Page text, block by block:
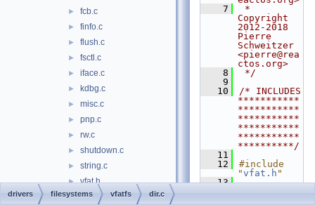
► fcb.c
► finfo.c
► flush.c
► fsctl.c
► iface.c
► kdbg.c
► misc.c
► pnp.c
► rw.c
► shutdown.c
► string.c
► vfat.h
► volume.c
    7
*
Copyright
2012-2018
Pierre
Schweitzer
<pierre@rea
ctos.org>
    8
*/
    9
   10
/* INCLUDES
***********
***********
***********
***********
***********
**********/
   11
   12
#include
"vfat.h "
   13
drivers filesystems vfatfs dir.c